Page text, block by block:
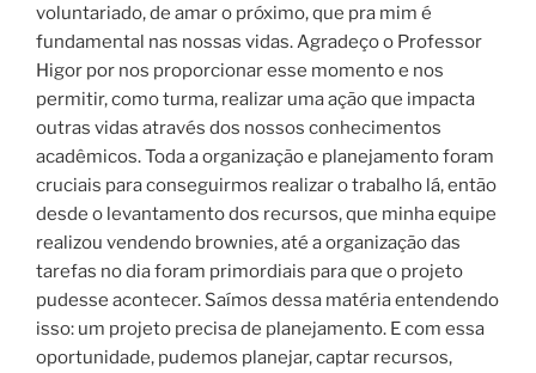
voluntariado, de amar o próximo, que pra mim é
fundamental nas nossas vidas. Agradeço o Professor
Higor por nos proporcionar esse momento e nos
permitir, como turma, realizar uma ação que impacta
outras vidas através dos nossos conhecimentos
acadêmicos. Toda a organização e planejamento foram
cruciais para conseguirmos realizar o trabalho lá, então
desde o levantamento dos recursos, que minha equipe
realizou vendendo brownies, até a organização das
tarefas no dia foram primordiais para que o projeto
pudesse acontecer. Saímos dessa matéria entendendo
isso: um projeto precisa de planejamento. E com essa
oportunidade, pudemos planejar, captar recursos,